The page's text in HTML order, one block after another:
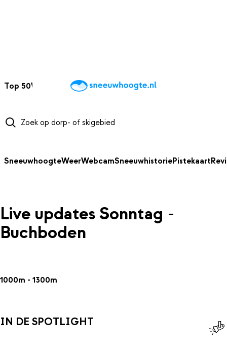
Top 50Webcams WintersportweerKaarten
SneeuwhoogteWeerWebcamSneeuwhistoriePistekaart
Live updates Sonntag -
Buchboden
1000m - 1300m
IN DE SPOTLIGHT